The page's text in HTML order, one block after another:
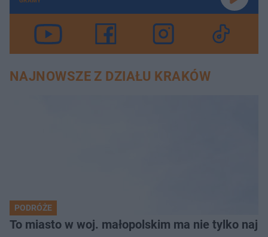
NAJNOWSZE Z DZIAŁU KRAKÓW
PODRÓŻE
To miasto w woj. małopolskim ma nie tylko